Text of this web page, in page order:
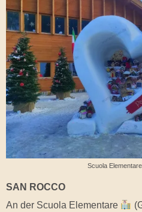
Scuola
SAN ROCCO
An der Scuola Elementare